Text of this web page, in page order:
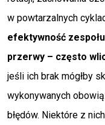
w powtarzalnych
efektywność
przerwy – często
jeśli ich brak mógłby
wykonywanych
błędów. Niektóre z